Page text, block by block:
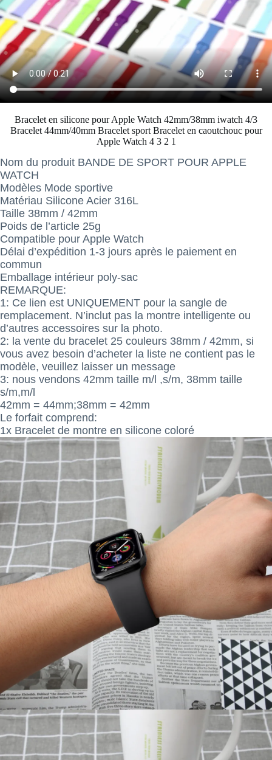
Bracelet en silicone pour Apple Watch 42mm/38mm iwatch 4/3
Bracelet 44mm/40mm Bracelet sport Bracelet en caoutchouc pour
Apple Watch 4 3 2 1
Nom du produit BANDE DE SPORT POUR APPLE
WATCH
Modèles Mode sportive
Matériau Silicone Acier 316L
Taille 38mm / 42mm
Poids de l’article 25g
Compatible pour Apple Watch
Délai d’expédition 1-3 jours après le paiement en
commun
Emballage intérieur poly-sac
REMARQUE:
1: Ce lien est UNIQUEMENT pour la sangle de
remplacement. N’inclut pas la montre intelligente ou
d’autres accessoires sur la photo.
2: la vente du bracelet 25 couleurs 38mm / 42mm, si
vous avez besoin d’acheter la liste ne contient pas le
modèle, veuillez laisser un message
3: nous vendons 42mm taille m/l ,s/m, 38mm taille
s/m,m/l
42mm = 44mm;38mm = 42mm
Le forfait comprend:
1x Bracelet de montre en silicone coloré